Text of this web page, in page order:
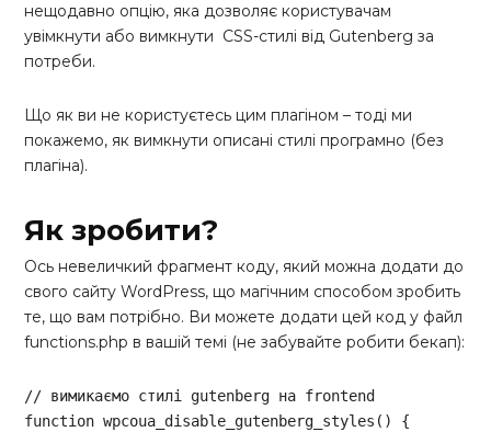
нещодавно опцію, яка дозволяє користувачам
увімкнути або вимкнути CSS-стилі від Gutenberg за
потреби.
Що як ви не користуєтесь цим плагіном – тоді ми
покажемо, як вимкнути описані стилі програмно (без
плагіна).
Як зробити?
Ось невеличкий фрагмент коду, який можна додати до
свого сайту WordPress, що магічним способом зробить
те, що вам потрібно. Ви можете додати цей код у файл
functions.php в вашій темі (не забувайте робити бекап):
// вимикаємо стилі gutenberg на frontend
function wpcoua_disable_gutenberg_styles () {